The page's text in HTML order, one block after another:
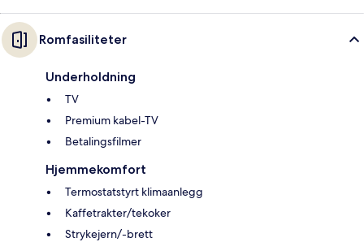
Romfasiliteter
Underholdning
TV
Premium kabel-TV
Betalingsfilmer
Hjemmekomfort
Termostatstyrt klimaanlegg
Kaffetrakter/tekoker
Strykejern/-brett